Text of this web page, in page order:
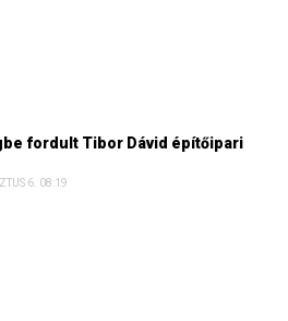
fordult Tibor Dávid építőipari
6. 08:19